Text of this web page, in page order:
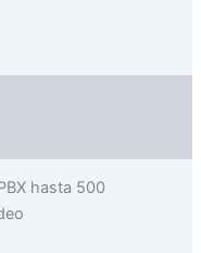
hasta 500